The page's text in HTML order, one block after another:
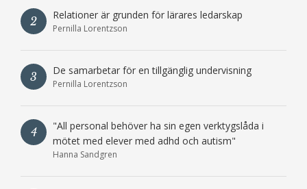
2 Relationer är grunden för lärares ledarskap
Pernilla Lorentzson
3 De samarbetar för en tillgänglig undervisning
Pernilla Lorentzson
4
"All personal behöver ha sin egen verktygslåda i
mötet med elever med adhd och autism"
Hanna Sandgren